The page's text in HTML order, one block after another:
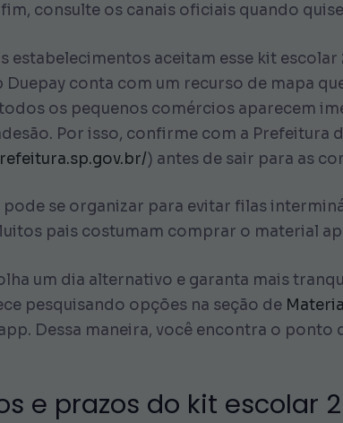
consulte os canais oficiais quando
estabelecimentos aceitam esse kit
Duepay conta com um recurso de mapa
os pequenos comércios aparecem
Por isso, confirme com a Prefeitura
) antes de sair para as
se organizar para evitar filas
pais costumam comprar o material
um dia alternativo e garanta mais
pesquisando opções na seção de
Dessa maneira, você encontra o ponto
e prazos do kit escolar